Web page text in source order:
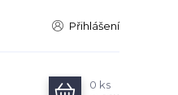
Přihlášení
0 ks